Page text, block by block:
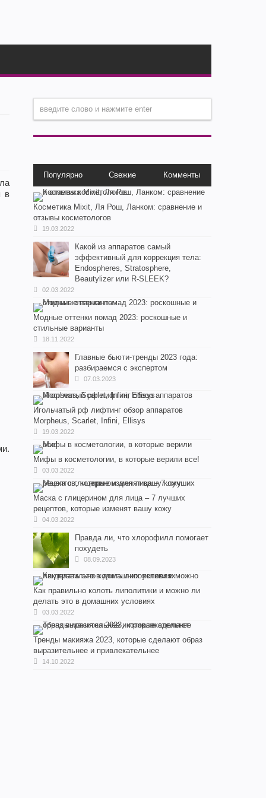
в
Популярно Свежие Комменты
Косметика Мixit, Ля Рош, Ланком: сравнение и
отзывы косметологов
19.03.2022
Какой из аппаратов самый
эффективный для коррекция тела:
Endospheres, Stratosphere,
Beautylizer или R-SLEEK?
02.03.2022
Модные оттенки помад 2023: роскошные и
стильные варианты
18.11.2022
Главные бьюти-тренды 2023 года:
разбираемся с экспертом
07.03.2023
Игольчатый рф лифтинг обзор аппаратов
Morpheus, Scarlet, Infini, Ellisys
19.03.2022
Мифы в косметологии, в которые верили все!
03.03.2022
Маска с глицерином для лица – 7 лучших
рецептов, которые изменят вашу кожу
04.03.2022
Правда ли, что хлорофилл помогает
похудеть
08.09.2023
Как правильно колоть липолитики и можно ли
делать это в домашних условиях
03.03.2022
Тренды макияжа 2023, которые сделают образ
выразительнее и привлекательнее
14.10.2022